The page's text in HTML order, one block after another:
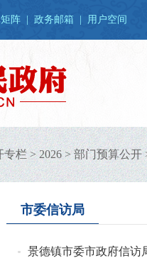
阵 政务邮箱 用户空间
专栏>2026>部门预算公开
市委信访局
景德镇市委市政府信访